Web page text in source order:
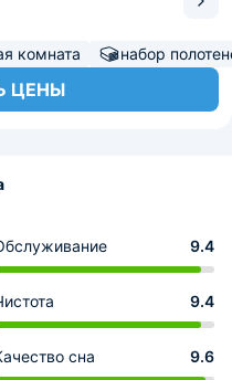
комната набор
ЦЕНЫ
9.4
9.4
сна 9.6